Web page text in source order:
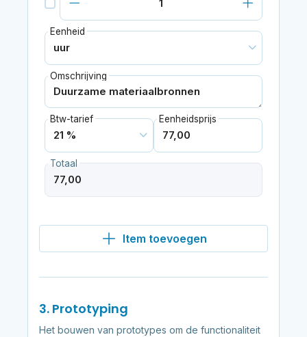
Eenheid
Omschrijving
Btw-tarief Eenheidsprijs
Totaal
Item toevoegen
3. Prototyping
Het bouwen van prototypes om de functionaliteit